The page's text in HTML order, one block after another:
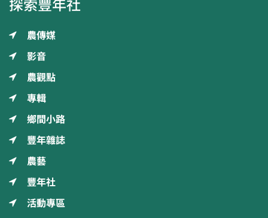
農傳媒
影音
農觀點
專輯
鄉間小路
豐年雜誌
農藝
豐年社
活動專區